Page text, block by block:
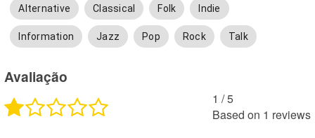
Alternative Classical Folk Indie
Information Jazz Pop Rock Talk
Avaliação
1 /5
Based on 1 reviews